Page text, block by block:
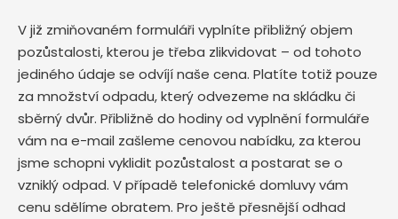
V již zmiňovaném formuláři vyplníte přibližný objem
pozůstalosti, kterou je třeba zlikvidovat – od tohoto
jediného údaje se odvíjí naše cena. Platíte totiž pouze
za množství odpadu, který odvezeme na skládku či
sběrný dvůr. Přibližně do hodiny od vyplnění formuláře
vám na e-mail zašleme cenovou nabídku, za kterou
jsme schopni vyklidit pozůstalost a postarat se o
vzniklý odpad. V případě telefonické domluvy vám
cenu sdělíme obratem. Pro ještě přesnější odhad